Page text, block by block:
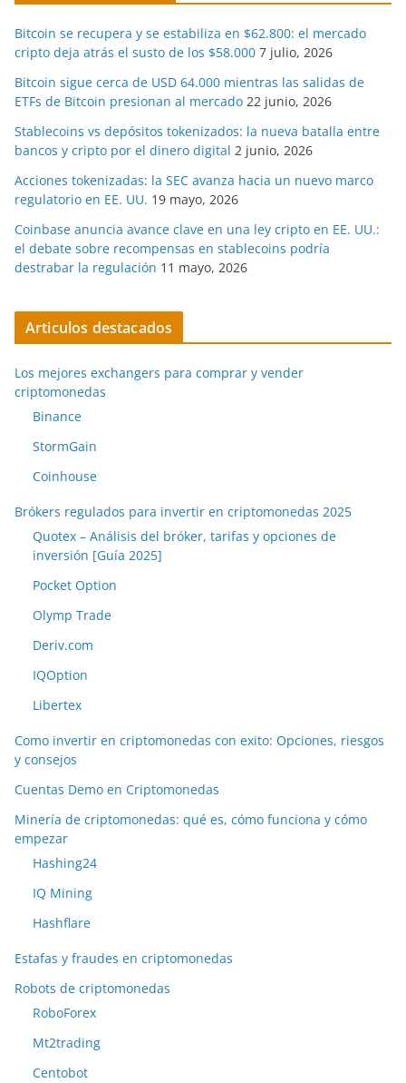
Bitcoin se recupera y se estabiliza en $62.800: el mercado
cripto deja atrás el susto de los $58.000 7 julio, 2026
Bitcoin sigue cerca de USD 64.000 mientras las salidas de
ETFs de Bitcoin presionan al mercado 22 junio, 2026
Stablecoins vs depósitos tokenizados: la nueva batalla entre
bancos y cripto por el dinero digital 2 junio, 2026
Acciones tokenizadas: la SEC avanza hacia un nuevo marco
regulatorio en EE. UU. 19 mayo, 2026
Coinbase anuncia avance clave en una ley cripto en EE. UU.:
el debate sobre recompensas en stablecoins podría
destrabar la regulación 11 mayo, 2026
Articulos destacados
Los mejores exchangers para comprar y vender
criptomonedas
Binance
StormGain
Coinhouse
Brókers regulados para invertir en criptomonedas 2025
Quotex – Análisis del bróker, tarifas y opciones de
inversión [Guía 2025]
Pocket Option
Olymp Trade
Deriv.com
IQOption
Libertex
Como invertir en criptomonedas con exito: Opciones, riesgos
y consejos
Cuentas Demo en Criptomonedas
Minería de criptomonedas: qué es, cómo funciona y cómo
empezar
Hashing24
IQ Mining
Hashflare
Estafas y fraudes en criptomonedas
Robots de criptomonedas
RoboForex
Mt2trading
Centobot